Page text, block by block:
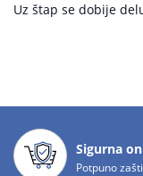
Uz štap se dobije
Sigurna
Potpuno